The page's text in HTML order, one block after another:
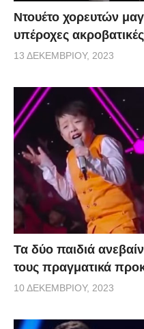
Ντουέτο χορευτών
υπέροχες
13 ΔΕΚΕΜΒΡΊΟΥ, 2023
Τα δύο παιδιά
τους πραγματικά
10 ΔΕΚΕΜΒΡΊΟΥ, 2023